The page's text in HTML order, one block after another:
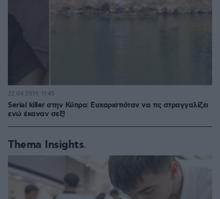
Serial killer στην Κύπρο: Ευχαριστιόταν να τις στραγγαλίζει
ενώ έκαναν σεξ!
22.04.2019, 11:45
Thema Insights